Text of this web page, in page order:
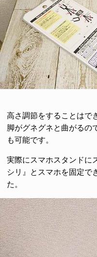
高さ調節をすることはで
脚がグネグネと曲がるの
も可能です。
実際にスマホスタンドに
シリ』とスマホを固定で
た。